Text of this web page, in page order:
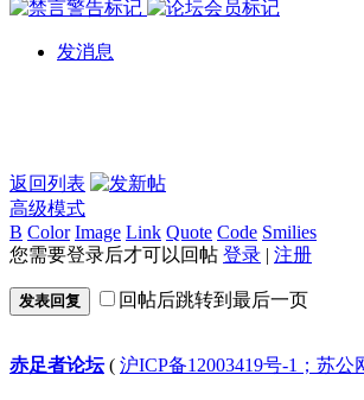
发消息
返回列表
高级模式
B Color Image Link Quote Code Smilies
您需要登录后才可以回帖 登录 | 注册
发表回复 回帖后跳转到最后一页
赤足者论坛( 沪ICP备12003419号-1；苏公